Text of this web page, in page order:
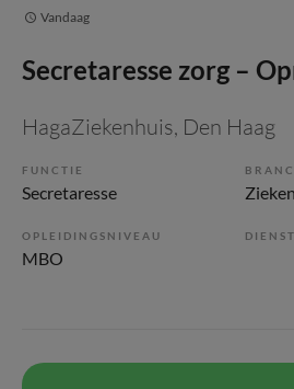
Vandaag
Secretaresse zorg –
HagaZiekenhuis, Den Haag
FUNCTIE
Secretaresse
OPLEIDINGSNIVEAU
MBO